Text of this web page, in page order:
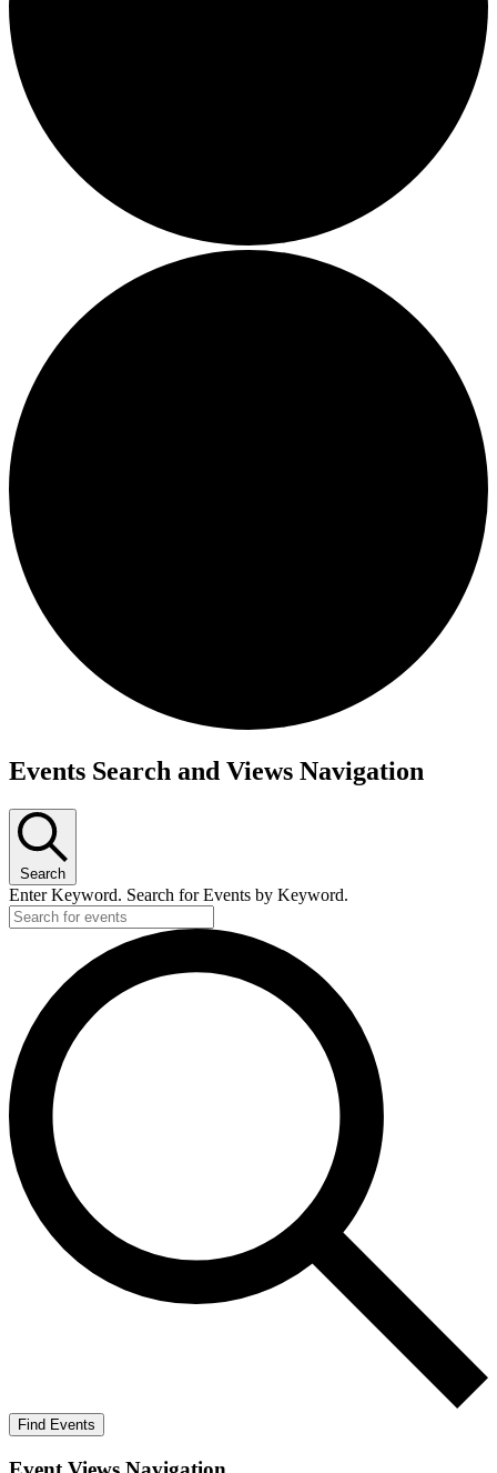
Events Search and Views Navigation
Search
Enter Keyword. Search for Events by Keyword.
Find Events